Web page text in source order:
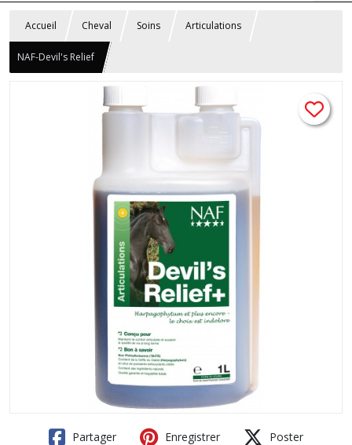
Accueil Cheval Soins Articulations
NAF-Devil's Relief
Partager Enregistrer Poster